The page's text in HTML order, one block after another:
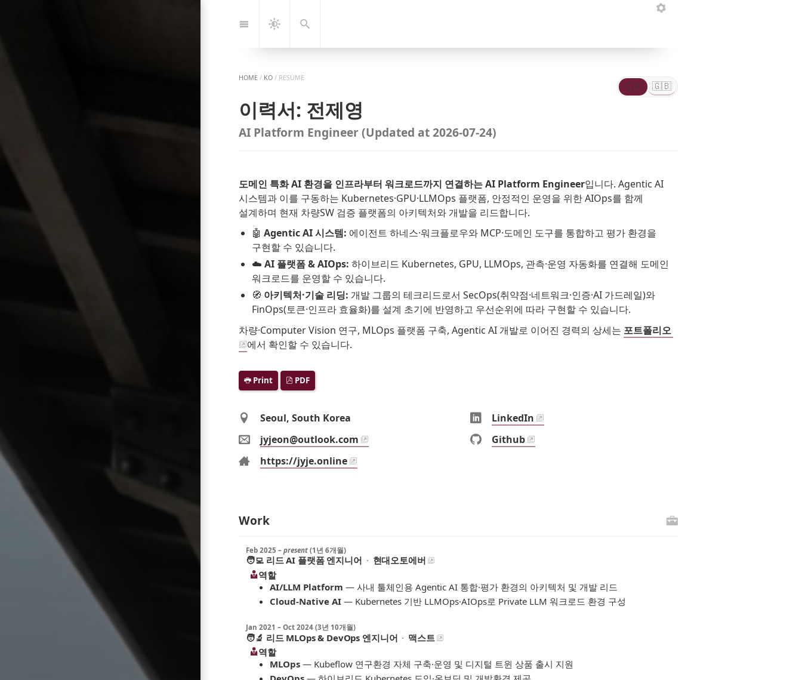
to:
Navigation
Dark
Search
Loading…
HOME / KO / RESUME
한
🇰🇷 English
🇬🇧
이력서: 전제영
AI Platform Engineer(Updated at 2026-07-24)
도메인 특화 AI 환경을 인프라부터 워크로드까지 연결하는 AI Platform Engineer입니다. Agentic AI
시스템과 이를 구동하는 Kubernetes·GPU·LLMOps 플랫폼, 안정적인 운영을 위한 AIOps를 함께
설계하며 현재 차량SW 검증 플랫폼의 아키텍처와 개발을 리드합니다.
🤖 Agentic AI 시스템: 에이전트 하네스·워크플로우와 MCP·도메인 도구를 통합하고 평가 환경을
구현할 수 있습니다.
☁️ AI 플랫폼 & AIOps: 하이브리드 Kubernetes, GPU, LLMOps, 관측·운영 자동화를 연결해 도메인
워크로드를 운영할 수 있습니다.
🧭 아키텍처·기술 리딩: 개발 그룹의 테크리드로서 SecOps(취약점·네트워크·인증·AI 가드레일)와
FinOps(토큰·인프라 효율화)를 설계 초기에 반영하고 우선순위에 따라 구현할 수 있습니다.
차량·Computer Vision 연구, MLOps 플랫폼 구축, Agentic AI 개발로 이어진 경력의 상세는 포트폴리오
에서 확인할 수 있습니다.
Print PDF
Location
Seoul, South Korea
Email
jyjeon@outlook.com
Website
https://jyje.online
LinkedIn
LinkedIn
GitHub
Github
Work
Feb 2025 – present (1년 6개월)
🧑‍💻리드 AI 플랫폼 엔지니어 · 현대오토에버
역할
AI/LLM Platform — 사내 툴체인용 Agentic AI 통합·평가 환경의 아키텍처 및 개발 리드
Cloud-Native AI— Kubernetes 기반 LLMOps·AIOps로 Private LLM 워크로드 환경 구성
Jan 2021 – Oct 2024 (3년 10개월)
🧑‍🔬 리드 MLOps & DevOps 엔지니어 · 맥스트
역할
MLOps— Kubeflow 연구환경 자체 구축·운영 및 디지털 트윈 상품 출시 지원